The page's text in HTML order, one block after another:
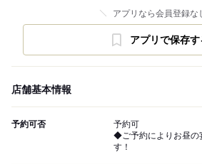
アプリなら会員登録な
アプリで保存す
店舗基本情報
予約可否
予約可
◆ご予約によりお昼の
す！